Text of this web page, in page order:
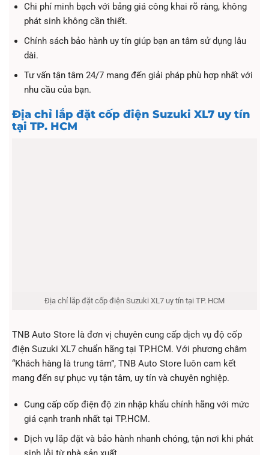
Chi phí minh bạch với bảng giá công khai rõ ràng, không
phát sinh không cần thiết.
Chính sách bảo hành uy tín giúp bạn an tâm sử dụng lâu
dài.
Tư vấn tận tâm 24/7 mang đến giải pháp phù hợp nhất với
nhu cầu của bạn.
Địa chỉ lắp đặt cốp điện Suzuki XL7 uy tín
tại TP. HCM
Địa chỉ lắp đặt cốp điện Suzuki XL7 uy tín tại TP. HCM
TNB Auto Store là đơn vị chuyên cung cấp dịch vụ độ cốp
điện Suzuki XL7 chuẩn hãng tại TP.HCM. Với phương châm
“Khách hàng là trung tâm”, TNB Auto Store luôn cam kết
mang đến sự phục vụ tận tâm, uy tín và chuyên nghiệp.
Cung cấp cốp điện độ zin nhập khẩu chính hãng với mức
giá cạnh tranh nhất tại TP.HCM.
Dịch vụ lắp đặt và bảo hành nhanh chóng, tận nơi khi phát